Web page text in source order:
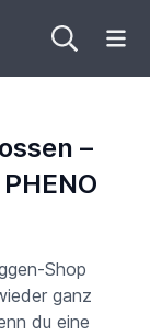
–
Shop
ganz
du eine